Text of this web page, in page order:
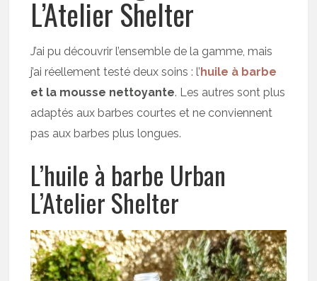
L’Atelier Shelter
J’ai pu découvrir l’ensemble de la gamme, mais
j’ai réellement testé deux soins : l’huile à barbe
et la mousse nettoyante. Les autres sont plus
adaptés aux barbes courtes et ne conviennent
pas aux barbes plus longues.
L’huile à barbe Urban
L’Atelier Shelter